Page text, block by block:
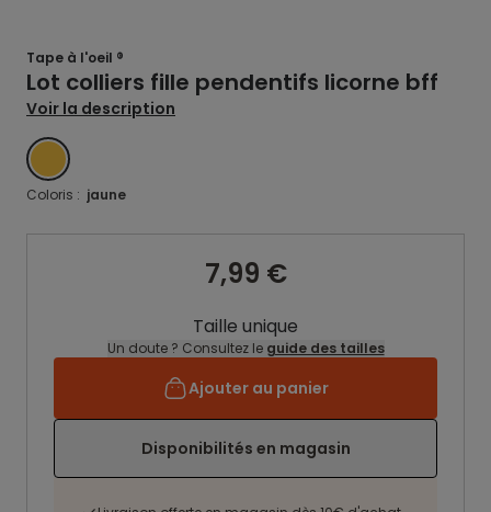
Tape à l'oeil ®
Lot colliers fille pendentifs licorne bff
Voir la description
JAUNE
Coloris : jaune
7,99 €
Taille unique
Un doute ? Consultez le guide des tailles
Ajouter au panier
Disponibilités en magasin